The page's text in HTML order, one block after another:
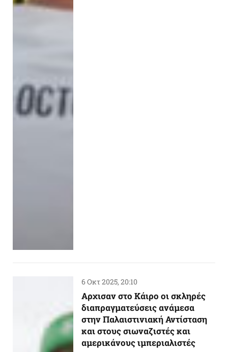
6 Οκτ 2025, 20:10
Αρχισαν στο Κάιρο οι σκληρές
διαπραγματεύσεις ανάμεσα
στην Παλαιστινιακή Αντίσταση
και στους σιωναζιστές και
αμερικάνους ιμπεριαλιστές